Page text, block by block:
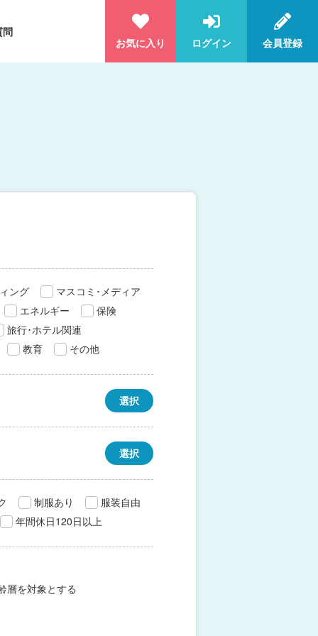
問
お気に入り
ログイン 会員登録
ング
マスコミ･メディア
エネルギー
保険
旅行･ホテル関連
教育
その他
選択
選択
制服あり
服装自由
年間休日120日以上
層を対象とする